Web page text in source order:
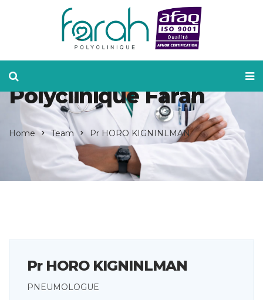
La Meilleure Clinique
d'Abidjan |
Polyclinique Farah
Home Team Pr HORO KIGNINLMAN
Pr HORO KIGNINLMAN
PNEUMOLOGUE